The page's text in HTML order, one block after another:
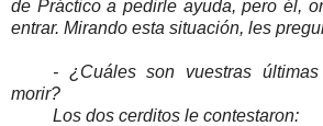
de Práctico a pedirle ayuda, pero él,
entrar. Mirando esta situación, les
- ¿Cuáles son vuestras
morir?
Los dos cerditos le contestaron: